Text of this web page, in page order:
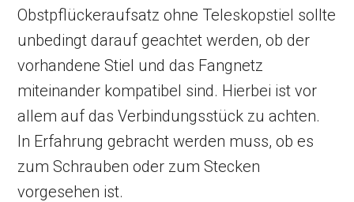
Obstpflückeraufsatz ohne Teleskopstiel sollte
unbedingt darauf geachtet werden, ob der
vorhandene Stiel und das Fangnetz
miteinander kompatibel sind. Hierbei ist vor
allem auf das Verbindungsstück zu achten.
In Erfahrung gebracht werden muss, ob es
zum Schrauben oder zum Stecken
vorgesehen ist.